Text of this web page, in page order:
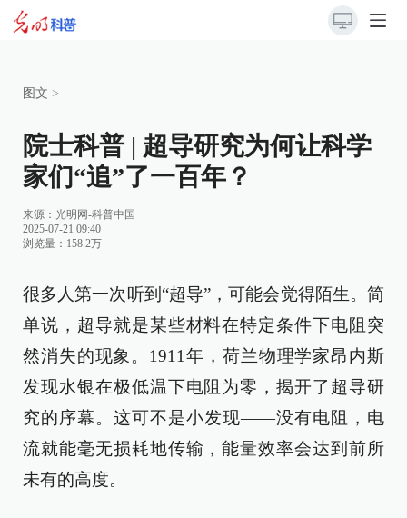
图文 >
院士科普 | 超导研究为何让科学
家们“追”了一百年？
来源： 光明网-科普中国
2025-07-21 09:40
浏览量：158.2万
很多人第一次听到“超导”，可能会觉得陌生。简
单说，超导就是某些材料在特定条件下电阻突
然消失的现象。1911年，荷兰物理学家昂内斯
发现水银在极低温下电阻为零，揭开了超导研
究的序幕。这可不是小发现——没有电阻，电
流就能毫无损耗地传输，能量效率会达到前所
未有的高度。